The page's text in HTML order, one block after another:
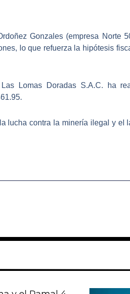
Gonzales (empresa Norte
, lo que refuerza la hipótesis
Lomas Doradas S.A.C. ha
lucha contra la minería ilegal y el